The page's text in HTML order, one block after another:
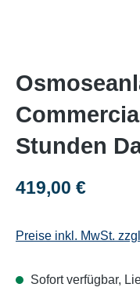
Stunden
Regulärer Preis:
419,00 €
Preise inkl. MwSt.
Sofort verfügbar,